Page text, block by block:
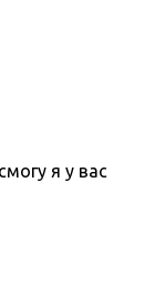
я у вас